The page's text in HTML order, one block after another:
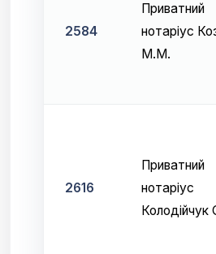
2584
Приватний
нотаріус
М.М.
2616
Приватний
нотаріус
Колодійчук